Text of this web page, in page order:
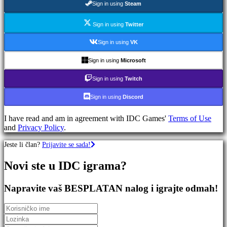
RPG
Sportske
Igre
Racing
Casual
Indie
games
Simulation
games
Puzzle
Fighting
games
verzije
Zajednica
Sign in using Steam
Sign in using Twitter
Sign in using VK
Sign in using Microsoft
Sign in using Twitch
Sign in using Discord
I have read and am in agreement with IDC Games' Terms of Use
and Privacy Policy.
Jeste li član? Prijavite se sada!
Novi ste u IDC igrama?
Napravite vaš BESPLATAN nalog i igrajte odmah!